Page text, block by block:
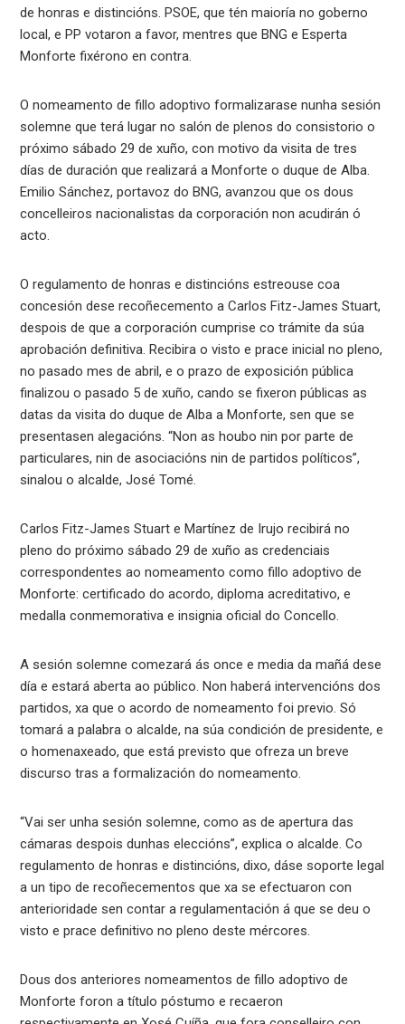
de honras e distincións. PSOE, que tén maioría no goberno
local, e PP votaron a favor, mentres que BNG e Esperta
Monforte fixérono en contra.
O nomeamento de fillo adoptivo formalizarase nunha sesión
solemne que terá lugar no salón de plenos do consistorio o
próximo sábado 29 de xuño, con motivo da visita de tres
días de duración que realizará a Monforte o duque de Alba.
Emilio Sánchez, portavoz do BNG, avanzou que os dous
concelleiros nacionalistas da corporación non acudirán ó
acto.
O regulamento de honras e distincións estreouse coa
concesión dese recoñecemento a Carlos Fitz-James Stuart,
despois de que a corporación cumprise co trámite da súa
aprobación definitiva. Recibira o visto e prace inicial no pleno,
no pasado mes de abril, e o prazo de exposición pública
finalizou o pasado 5 de xuño, cando se fixeron públicas as
datas da visita do duque de Alba a Monforte, sen que se
presentasen alegacións. “Non as houbo nin por parte de
particulares, nin de asociacións nin de partidos políticos”,
sinalou o alcalde, José Tomé.
Carlos Fitz-James Stuart e Martínez de Irujo recibirá no
pleno do próximo sábado 29 de xuño as credenciais
correspondentes ao nomeamento como fillo adoptivo de
Monforte: certificado do acordo, diploma acreditativo, e
medalla conmemorativa e insignia oficial do Concello.
A sesión solemne comezará ás once e media da mañá dese
día e estará aberta ao público. Non haberá intervencións dos
partidos, xa que o acordo de nomeamento foi previo. Só
tomará a palabra o alcalde, na súa condición de presidente, e
o homenaxeado, que está previsto que ofreza un breve
discurso tras a formalización do nomeamento.
“Vai ser unha sesión solemne, como as de apertura das
cámaras despois dunhas eleccións”, explica o alcalde. Co
regulamento de honras e distincións, dixo, dáse soporte legal
a un tipo de recoñecementos que xa se efectuaron con
anterioridade sen contar a regulamentación á que se deu o
visto e prace definitivo no pleno deste mércores.
Dous dos anteriores nomeamentos de fillo adoptivo de
Monforte foron a título póstumo e recaeron